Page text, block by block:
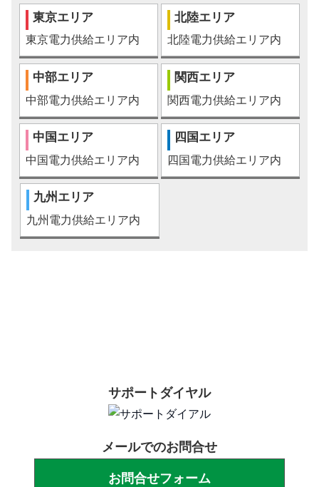
東京エリア
東京電力供給エリア内
北陸エリア
北陸電力供給エリア内
中部エリア
中部電力供給エリア内
関西エリア
関西電力供給エリア内
中国エリア
中国電力供給エリア内
四国エリア
四国電力供給エリア内
九州エリア
九州電力供給エリア内
サポートダイヤル
メールでのお問合せ
お問合せフォーム